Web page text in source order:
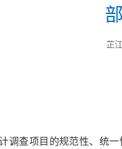
芷
查项目的规范性、统一